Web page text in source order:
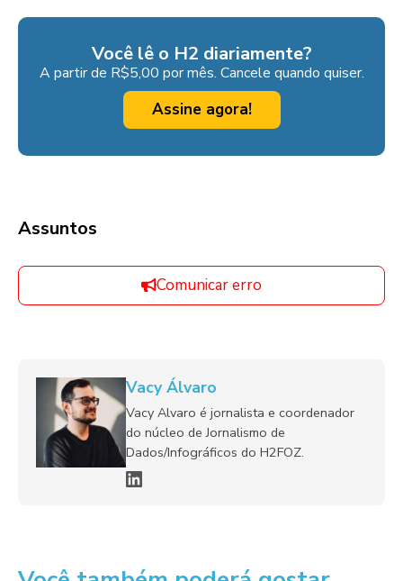
Você lê o H2 diariamente?
A partir de R$5,00 por mês. Cancele quando quiser.
Assine agora!
Assuntos
Comunicar erro
Vacy Álvaro
Vacy Alvaro é jornalista e coordenador
do núcleo de Jornalismo de
Dados/Infográficos do H2FOZ.